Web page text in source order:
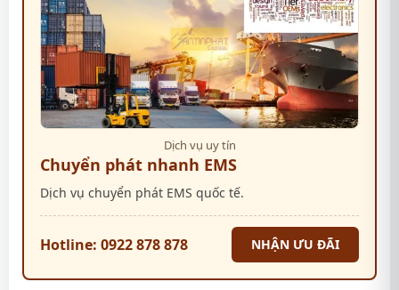
Dịch vụ uy tín
Chuyển phát nhanh EMS
Dịch vụ chuyển phát EMS quốc tế.
Hotline: 0922 878 878 NHẬN ƯU ĐÃI